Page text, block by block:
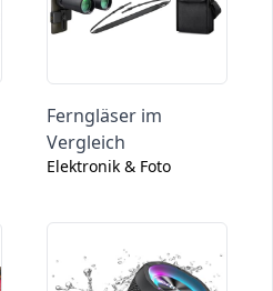
Ferngläser im
Vergleich
Elektronik & Foto